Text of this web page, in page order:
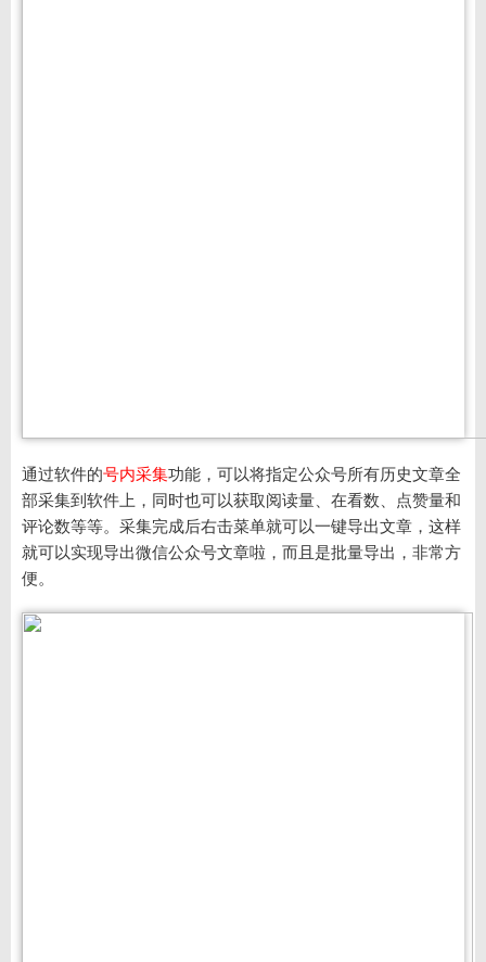
通过软件的号内采集功能，可以将指定公众号所有历史文章全
部采集到软件上，同时也可以获取阅读量、在看数、点赞量和
评论数等等。采集完成后右击菜单就可以一键导出文章，这样
就可以实现导出微信公众号文章啦，而且是批量导出，非常方
便。